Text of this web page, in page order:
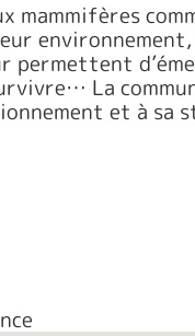
mammifères
permettent
La
et à sa